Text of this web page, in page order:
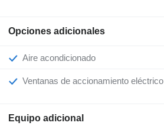
Opciones adicionales
Aire acondicionado
Ventanas de accionamiento eléctrico
Equipo adicional